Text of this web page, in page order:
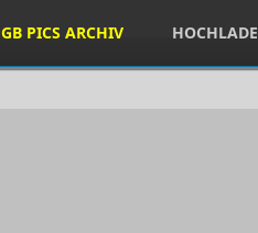
GB PICS ARCHIV